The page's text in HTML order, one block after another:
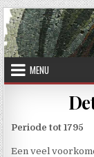
Skip to content
MENU
Periode tot 1795
Een veel